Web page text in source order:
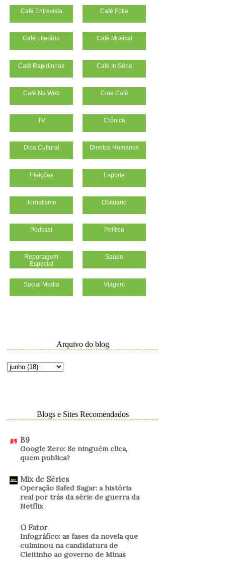
Café Entrevista Café Folia
Café Literário Café Musical
Café Rapidinhas Café In Série
Café Na Web Cine Café
TV Crônica
Dica Cultural Direitos Humanos
Eleições Esporte
Jornalismo Obituário
Podcast Política
Reportagem
Especial
Saúde
Social Media Viagem
Arquivo do blog
Blogs e Sites Recomendados
B9
Google Zero: Se ninguém clica,
quem publica?
Mix de Séries
Operação Safed Sagar: a história
real por trás da série de guerra da
Netflix
O Fator
Infográfico: as fases da novela que
culminou na candidatura de
Cleitinho ao governo de Minas